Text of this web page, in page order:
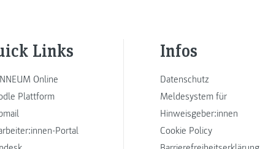
Links
Online
Plattform
Portal
Infos
Datenschutz
Meldesystem für
Hinweisgeber:innen
Cookie Policy